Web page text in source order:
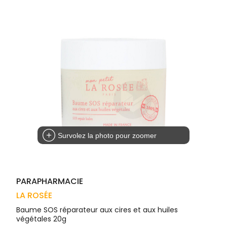
Visage
Survolez la photo pour zoomer
PARAPHARMACIE
LA ROSÉE
Baume SOS réparateur aux cires et aux huiles
végétales 20g